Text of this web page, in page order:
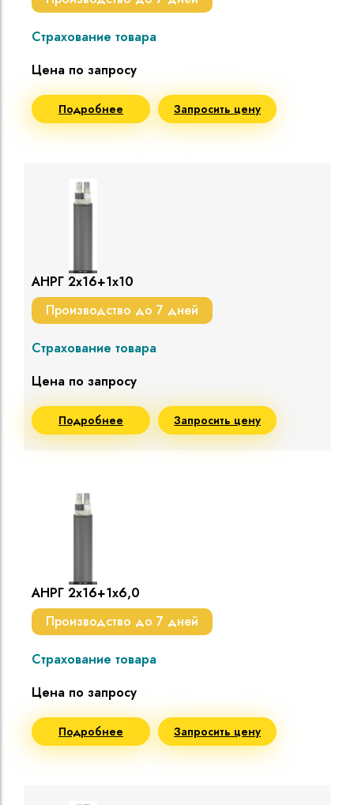
Страхование товара
Цена по запросу
Подробнее Запросить цену
АНРГ 2х16+1х10
Производство до 7 дней
Страхование товара
Цена по запросу
Подробнее Запросить цену
АНРГ 2х16+1х6,0
Производство до 7 дней
Страхование товара
Цена по запросу
Подробнее Запросить цену